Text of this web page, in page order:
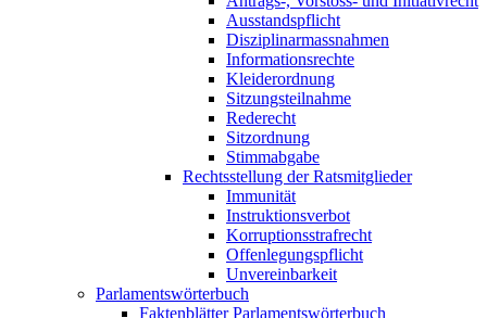
Ausstandspflicht
Disziplinarmassnahmen
Informationsrechte
Kleiderordnung
Sitzungsteilnahme
Rederecht
Sitzordnung
Stimmabgabe
Rechtsstellung der Ratsmitglieder
Immunität
Instruktionsverbot
Korruptionsstrafrecht
Offenlegungspflicht
Unvereinbarkeit
Parlamentswörterbuch
Faktenblätter Parlamentswörterbuch